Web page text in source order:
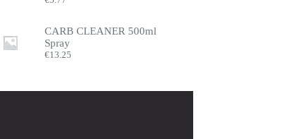
CARB CLEANER 500ml
Spray
€13.25